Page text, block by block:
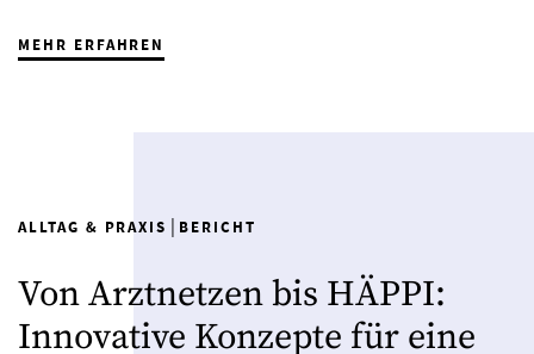
MEHR ERFAHREN
ALLTAG & PRAXIS | BERICHT
Von Arztnetzen bis HÄPPI:
Innovative Konzepte für eine